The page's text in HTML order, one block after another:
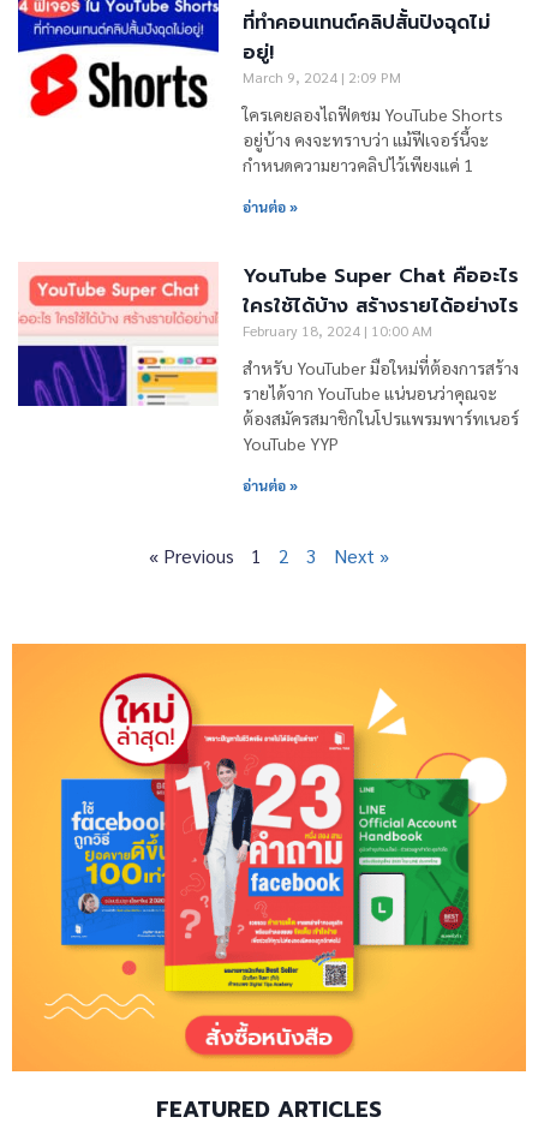
ที่ทำคอนเทนต์คลิปสั้นปังฉุดไม่
อยู่!
March 9, 2024 2:09 PM
ใครเคยลองไถฟีดชม YouTube Shorts
อยู่บ้าง คงจะทราบว่า แม้ฟีเจอร์นี้จะ
กำหนดความยาวคลิปไว้เพียงแค่ 1
อ่านต่อ »
YouTube Super Chat คืออะไร
ใครใช้ได้บ้าง สร้างรายได้อย่างไร
February 18, 2024 10:00 AM
สำหรับ YouTuber มือใหม่ที่ต้องการสร้าง
รายได้จาก YouTube แน่นอนว่าคุณจะ
ต้องสมัครสมาชิกในโปรแพรมพาร์ทเนอร์
YouTube YYP
อ่านต่อ »
« Previous 1 2 3 Next »
FEATURED ARTICLES